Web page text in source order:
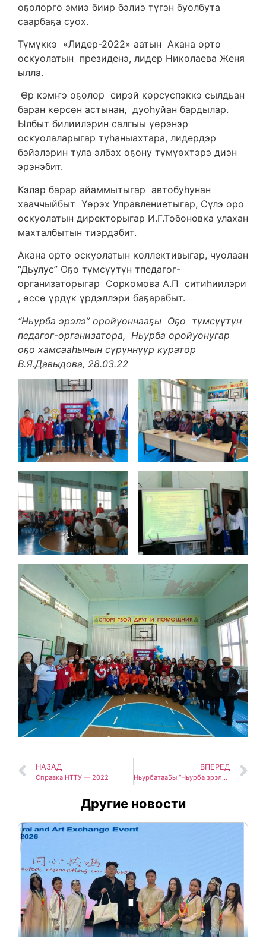
оҕолорго эмиэ биир бэлиэ түгэн буолбута
саарбаҕа суох.
Түмүккэ «Лидер-2022» аатын Акана орто
оскуолатын президенэ, лидер Николаева Женя
ылла.
Өр кэмҥэ оҕолор сирэй көрсүспэккэ сылдьан
баран көрсөн астынан, дуоһуйан бардылар.
Ылбыт билиилэрин салгыы үөрэнэр
оскуолаларыгар туһаныахтара, лидердэр
бэйэлэрин тула элбэх оҕону түмүөхтэрэ диэн
эрэнэбит.
Кэлэр барар айаммытыгар автобуһунан
хааччыйбыт Үөрэх Управлениетыгар, Сүлэ оро
оскуолатын директорыгар И.Г.Тобоновка улахан
махталбытын тиэрдэбит.
Акана орто оскуолатын коллективыгар, чуолаан
“Дьулус” Оҕо түмсүүтүн тпедагог-
организаторыгар Соркомова А.П ситиһиилэри
, өссө үрдүк үрдэллэри баҕарабыт.
“Ньурба эрэлэ” оройуоннааҕы Оҕо түмсүүтүн
педагог-организатора, Ньурба оройуонугар
оҕо хамсааһынын сүрүннүүр куратор
В.Я.Давыдова, 28.03.22
НАЗАД
Справка НТТУ — 2022
ВПЕРЕД
Ньурбатаа5ы “Ньурба эрэлэ ” Оҕо түмсүүтүн сонуннарыттан….
Другие новости